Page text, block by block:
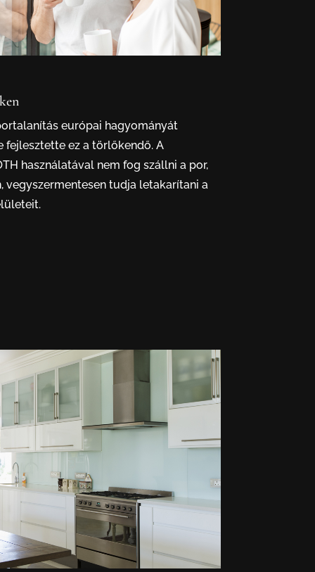
európai hagyományát
fejlesztette ez a törlőkendő. A
használatával nem fog szállni a por,
vegyszermentesen tudja letakarítani a